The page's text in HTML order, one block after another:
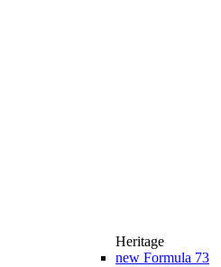
Heritage
new Formula 73